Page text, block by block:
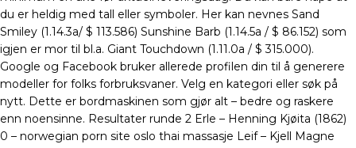
du er heldig med tall eller symboler. Her kan nevnes Sand
Smiley (1.14.3a/ $ 113.586) Sunshine Barb (1.14.5a / $ 86.152) som
igjen er mor til bl.a. Giant Touchdown (1.11.0a / $ 315.000).
Google og Facebook bruker allerede profilen din til å generere
modeller for folks forbruksvaner. Velg en kategori eller søk på
nytt. Dette er bordmaskinen som gjør alt – bedre og raskere
enn noensinne. Resultater runde 2 Erle – Henning Kjøita (1862)
0 – norwegian porn site oslo thai massasje Leif – Kjell Magne